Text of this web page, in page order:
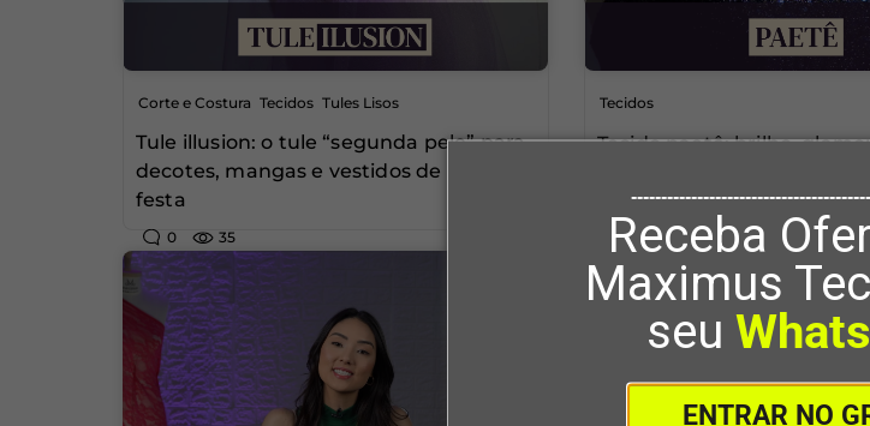
Receba
Maximus
seu
ENTRAR NO
Corte e Costura Tecidos Tules Lisos
Tule illusion: o tule “segunda pele” para
decotes, mangas e vestidos de noiva e
festa
0 35
Tecidos
Tecido paetê: brilho,